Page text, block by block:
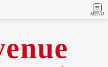
MENU